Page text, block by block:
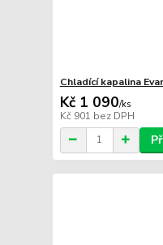
Chladící kapalina
Kč 1 090/ks
Kč 901 bez DPH